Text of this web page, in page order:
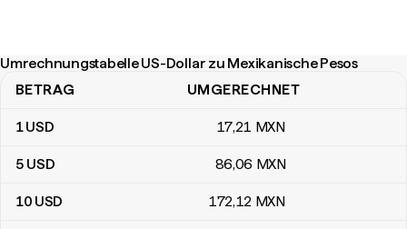
Umrechnungstabelle US-Dollar zu Mexikanische Pesos
Umrechnungstabelle US-Dollar zu Mexikanische Pesos
BETRAG UMGERECHNET
1USD 17,21 MXN
5 USD 86,06 MXN
10 USD 172,12 MXN